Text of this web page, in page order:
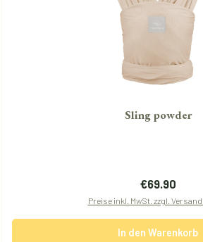
Sling powder
Regulärer
€69.90
Preise inkl. MwSt. zzgl.
In den Warenkorb